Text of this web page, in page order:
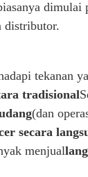
dimulai
distributor.
tekanan
tradisional
(dan
secara
menjual